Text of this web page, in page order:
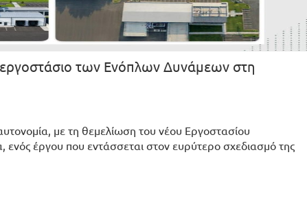
των Ενόπλων Δυνάμεων στη
με τη θεμελίωση του νέου Εργοστασίου
έργου που εντάσσεται στον ευρύτερο σχεδιασμό της